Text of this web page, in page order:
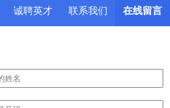
诚聘英才 联系我们 在线留言